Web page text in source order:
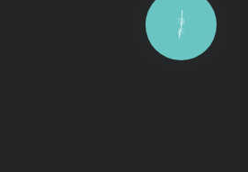
КНОПКА
ЗВ'ЯЗКУ